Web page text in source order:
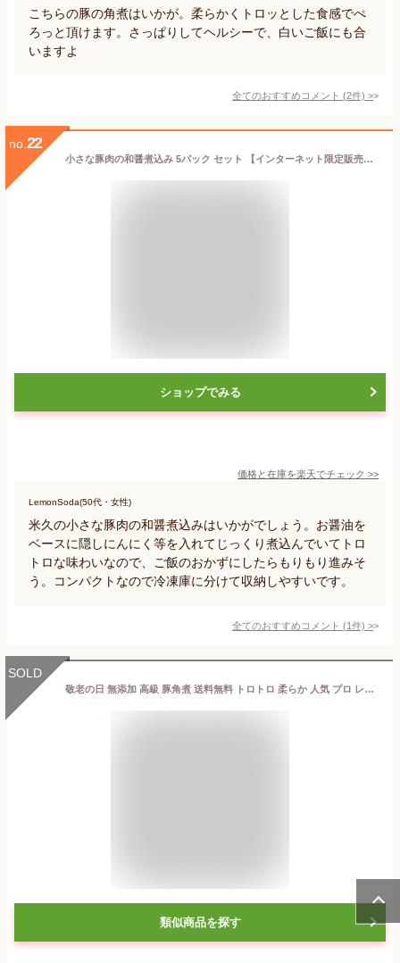
こちらの豚の角煮はいかが。柔らかくトロッとした食感でぺ
ろっと頂けます。さっぱりしてヘルシーで、白いご飯にも合
いますよ
全てのおすすめコメント (2件) >
no. 22
小さな豚肉の和醤煮込み 5パック セット 【インターネット限定販売】 角煮 煮豚 父の日 を祝う食卓の一品に 父の日ギフト や お中元 の お試し に お取り寄せグルメ お取り寄せ グルメ ご飯のお供 とろとろ 豚ばら肉 豚肉 お肉 肉 ブロック 冷凍 惣菜 おつまみ
ショップでみる
価格と在庫を楽天でチェック >>
LemonSoda(50代・女性)
米久の小さな豚肉の和醤煮込みはいかがでしょう。お醤油を
ベースに隠しにんにく等を入れてじっくり煮込んでいてトロ
トロな味わいなので、ご飯のおかずにしたらもりもり進みそ
う。コンパクトなので冷凍庫に分けて収納しやすいです。
全てのおすすめコメント (1件) >
SOLD
敬老の日 無添加 高級 豚角煮 送料無料 トロトロ 柔らか 人気 プロ レシピ 米沢豚一番育ち バラ肉 簡単 調理 通販 お取り寄せ ビール ぴったり 国産 冷凍 ランキング 和風 ご飯のお供 豚肉 プレゼント グルメ 贈答 ギフト 詰め合わせ 惣菜 煮豚 豚 角煮 詰合せ 手土産
類似商品を探す